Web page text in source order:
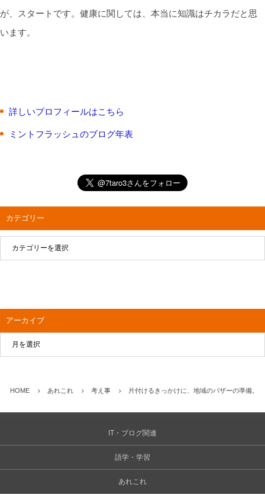
が、スタートです。健康に関しては、本当に知識はチカラだと思
います。
詳しいプロフィールはこちら
ミントフラッシュのブログ年表
カテゴリー
アーカイブ
HOME あれこれ 考え事 片付けるきっかけに、地域のバザーの準備。
IT・ブログ関連
語学・学習
あれこれ